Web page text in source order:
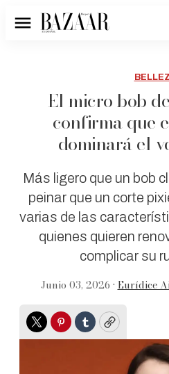
Menú
El micro bob
confirma que
dominará el
Más ligero que un bob
peinar que un corte
varias de las
quienes quieren
complicar su
Junio 03, 2026 • Eurídice
TwitterPinterest
TumblrCopy